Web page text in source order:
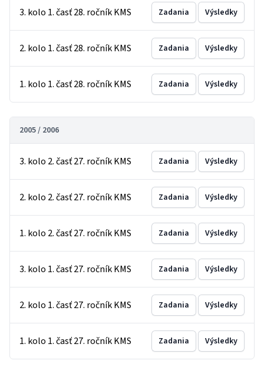
3. kolo 1. časť 28. ročník KMS Zadania Výsledky
2. kolo 1. časť 28. ročník KMS Zadania Výsledky
1. kolo 1. časť 28. ročník KMS Zadania Výsledky
2005 / 2006
3. kolo 2. časť 27. ročník KMS Zadania Výsledky
2. kolo 2. časť 27. ročník KMS Zadania Výsledky
1. kolo 2. časť 27. ročník KMS Zadania Výsledky
3. kolo 1. časť 27. ročník KMS Zadania Výsledky
2. kolo 1. časť 27. ročník KMS Zadania Výsledky
1. kolo 1. časť 27. ročník KMS Zadania Výsledky